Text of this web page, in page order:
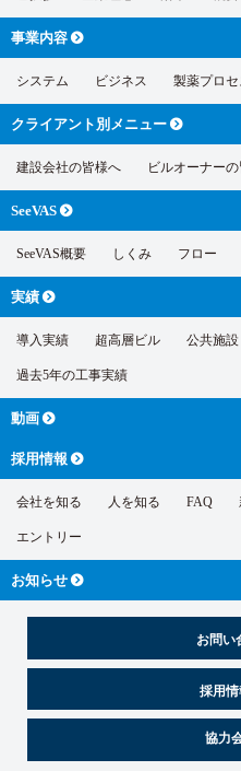
事業内容
システム ビジネス 製薬プロセ
クライアント別 メニュー
建設会社の皆様へ ビルオーナー
SeeVAS
SeeVAS概要 しくみ フロー
実績
導入実績 超高層ビル 公共施設
過去5年の工事実績
動画
採用情報
会社を知る 人を知る FAQ
エントリー
お知らせ
お問い
採用情
協力